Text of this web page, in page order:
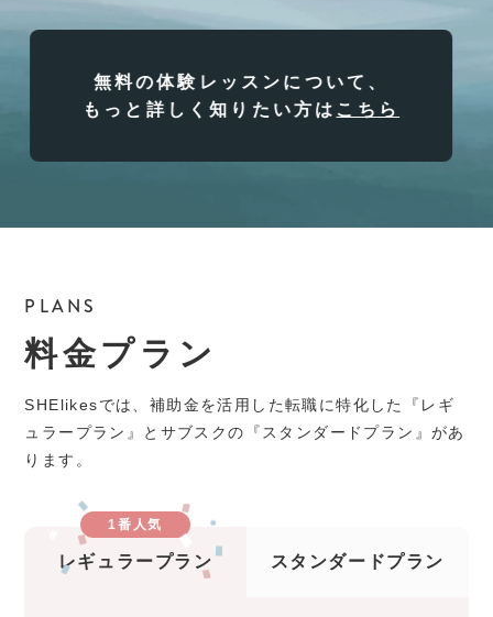
無料の体験レッスンについて、
もっと詳しく知りたい方はこちら
PLANS
料金プラン
SHElikesでは、補助金を活用した転職に特化した『レギ
ュラープラン』とサブスクの『スタンダードプラン』があ
ります。
レギュラープラン
1番人気
スタンダードプラン